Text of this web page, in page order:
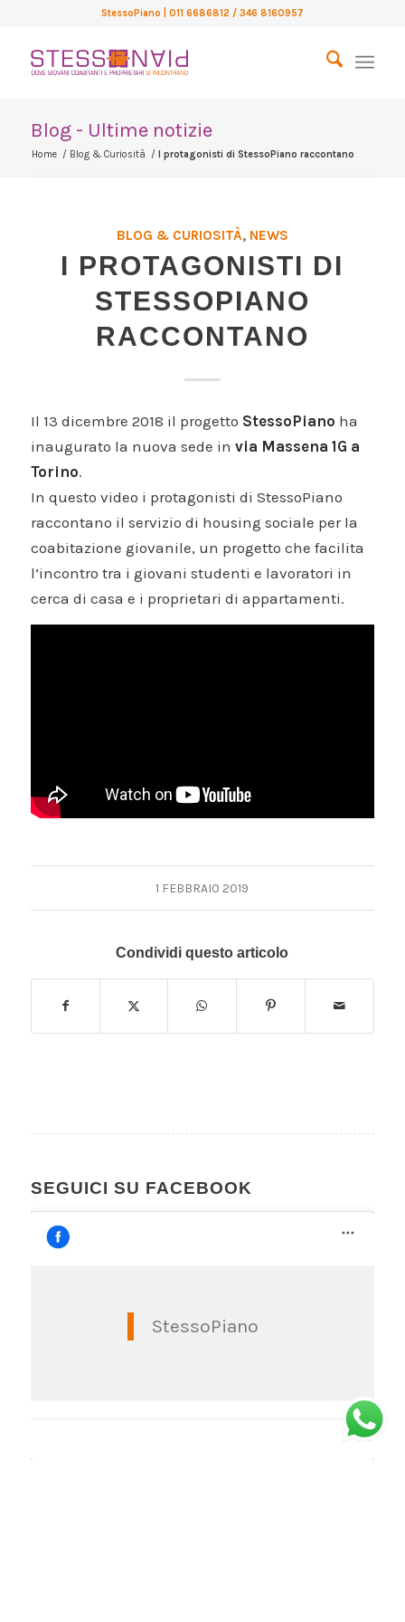
StessoPiano | 011 6686812 / 346 8160957
Blog - Ultime notizie
Home / Blog & Curiosità / I protagonisti di StessoPiano raccontano
BLOG & CURIOSITÀ, NEWS
I PROTAGONISTI DI
STESSOPIANO
RACCONTANO
Il 13 dicembre 2018 il progetto StessoPiano ha
inaugurato la nuova sede in via Massena 1G a
Torino.
In questo video i protagonisti di StessoPiano
raccontano il servizio di housing sociale per la
coabitazione giovanile, un progetto che facilita
l’incontro tra i giovani studenti e lavoratori in
cerca di casa e i proprietari di appartamenti.
1 FEBBRAIO 2019
Condividi questo articolo
SEGUICI SU FACEBOOK
StessoPiano